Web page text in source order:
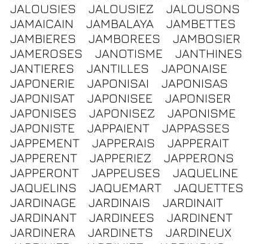
JALOUSIES
JALOUSIEZ
JALOUSONS
JAMAICAIN
JAMBALAYA
JAMBETTES
JAMBIERES
JAMBOREES
JAMBOSIER
JAMEROSES
JANOTISME
JANTHINES
JANTIERES
JANTILLES
JAPONAISE
JAPONERIE
JAPONISAI
JAPONISAS
JAPONISAT
JAPONISEE
JAPONISER
JAPONISES
JAPONISEZ
JAPONISME
JAPONISTE
JAPPAIENT
JAPPASSES
JAPPEMENT
JAPPERAIS
JAPPERAIT
JAPPERENT
JAPPERIEZ
JAPPERONS
JAPPERONT
JAPPEUSES
JAQUELINE
JAQUELINS
JAQUEMART
JAQUETTES
JARDINAGE
JARDINAIS
JARDINAIT
JARDINANT
JARDINEES
JARDINENT
JARDINERA
JARDINETS
JARDINEUX